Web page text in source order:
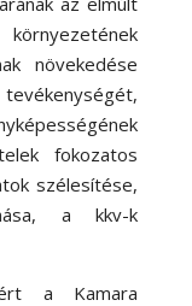
növekedése
fokozatos
szélesítése,
a kkv-k
a Kamara